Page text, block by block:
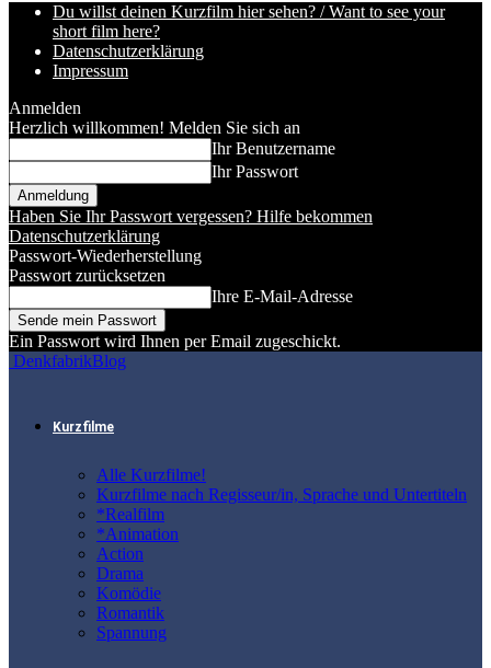
Du willst deinen Kurzfilm hier sehen? / Want to see your
short film here?
Datenschutzerklärung
Impressum
Anmelden
Herzlich willkommen! Melden Sie sich an
Ihr Benutzername
Ihr Passwort
Haben Sie Ihr Passwort vergessen? Hilfe bekommen
Datenschutzerklärung
Passwort-Wiederherstellung
Passwort zurücksetzen
Ihre E-Mail-Adresse
Ein Passwort wird Ihnen per Email zugeschickt.
DenkfabrikBlog
Kurzfilme
Alle Kurzfilme!
Kurzfilme nach Regisseur/in, Sprache und Untertiteln
*Realfilm
*Animation
Action
Drama
Komödie
Romantik
Spannung